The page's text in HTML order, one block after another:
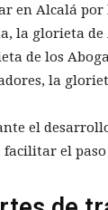
en Alcalá por
la glorieta de
de los
la
el
facilitar el paso